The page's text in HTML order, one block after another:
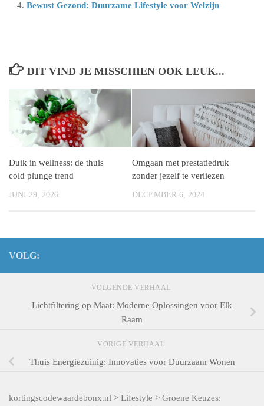
Bewust Gezond: Duurzame Lifestyle voor Welzijn
DIT VIND JE MISSCHIEN OOK LEUK...
Duik in wellness: de thuis
cold plunge trend
JUNI 29, 2026
Omgaan met prestatiedruk
zonder jezelf te verliezen
DECEMBER 6, 2024
VOLG:
VOLGENDE VERHAAL
Lichtfiltering op Maat: Moderne Oplossingen voor Elk
Raam
VORIGE VERHAAL
Thuis Energiezuinig: Innovaties voor Duurzaam Wonen
kortingscodewaardebonx.nl > Lifestyle > Groene Keuzes: